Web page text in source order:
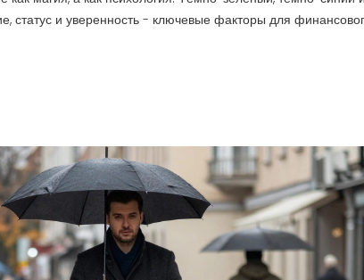
статус и уверенность - ключевые факторы для